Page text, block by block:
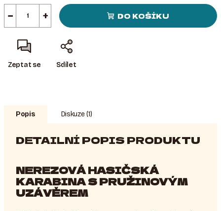
+
− DO KOŠÍKU
Zeptat se Sdílet
Popis Diskuze (1)
DETAILNÍ POPIS PRODUKTU
NEREZOVÁ HASIČSKÁ
KARABINA S PRUŽINOVÝM
UZÁVĚREM